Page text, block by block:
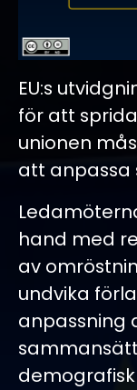
EU:s
för att
unionen
att anpassa
hand med
av
undvika
anpassning